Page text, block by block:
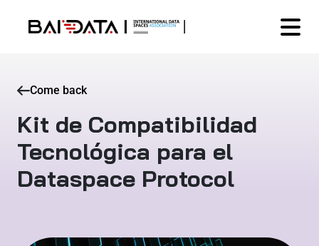
Come back
Kit de Compatibilidad
Tecnológica para el
Dataspace Protocol